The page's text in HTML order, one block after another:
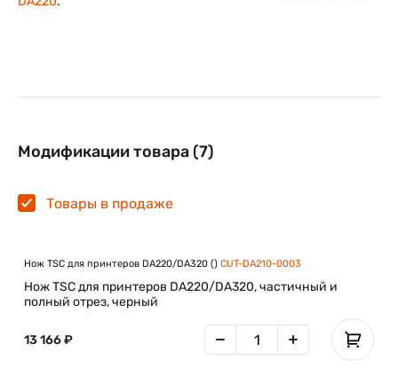
Модификации товара (7)
Товары в продаже
Нож TSC для принтеров DA220/DA320 () CUT-DA210-0003
Нож TSC для принтеров DA220/DA320, частичный и
полный отрез, черный
13 166 ₽